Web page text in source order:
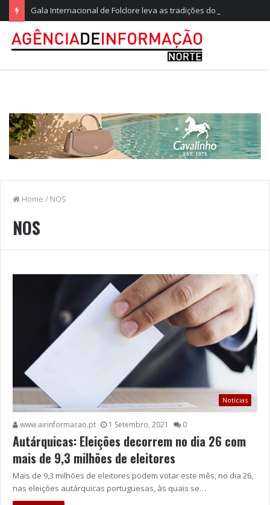
Home / NOS
NOS
Notícias
www.airinformacao.pt 1 Setembro, 2021 0
Autárquicas: Eleições decorrem no dia 26 com
mais de 9,3 milhões de eleitores
Mais de 9,3 milhões de eleitores podem votar este mês, no dia 26,
nas eleições autárquicas portuguesas, às quais se…